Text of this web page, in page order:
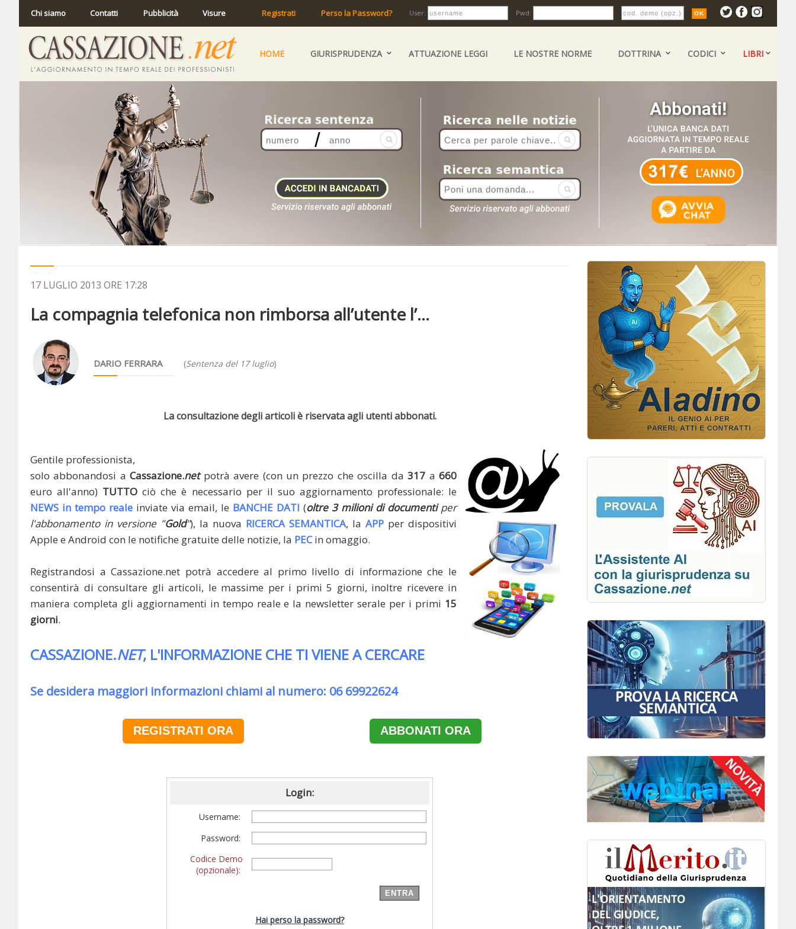
Chi siamo Contatti Pubblicità Visure Registrati Perso la Password? User: Pwd:
HOME GIURISPRUDENZA ATTUAZIONE LEGGI LE NOSTRE NORME DOTTRINA CODICI LIBRI
17 LUGLIO 2013 ORE 17:28
La compagnia telefonica non rimborsa all’utente l’...
DARIO FERRARA (Sentenza del 17 luglio)
La consultazione degli articoli è riservata agli utenti abbonati.
Gentile professionista,
solo abbonandosi aCassazione.netpotrà avere (con un prezzo che oscilla da317 a660
euro all'anno) TUTTO ciò che è necessario per il suo aggiornamento professionale: le
NEWS in tempo reale inviate via email, le BANCHE DATI (oltre 3 milioni di documentiper
l'abbonamento in versione "Gold"), la nuova RICERCA SEMANTICA, la APP per dispositivi
Apple e Android con le notifiche gratuite delle notizie, la PECin omaggio.
Registrandosi a Cassazione.net potrà accedere al primo livello di informazione che le
consentirà di consultare gli articoli, le massime per i primi 5 giorni, inoltre ricevere in
maniera completa gli aggiornamenti in tempo reale e la newsletter serale per i primi 15
giorni.
CASSAZIONE.NET, L'INFORMAZIONE CHE TI VIENE A CERCARE
Se desidera maggiori informazioni chiami al numero: 06 69922624
REGISTRATI ORA ABBONATI ORA
Login:
Username:
Password:
Codice Demo
(opzionale):
Hai perso la password?